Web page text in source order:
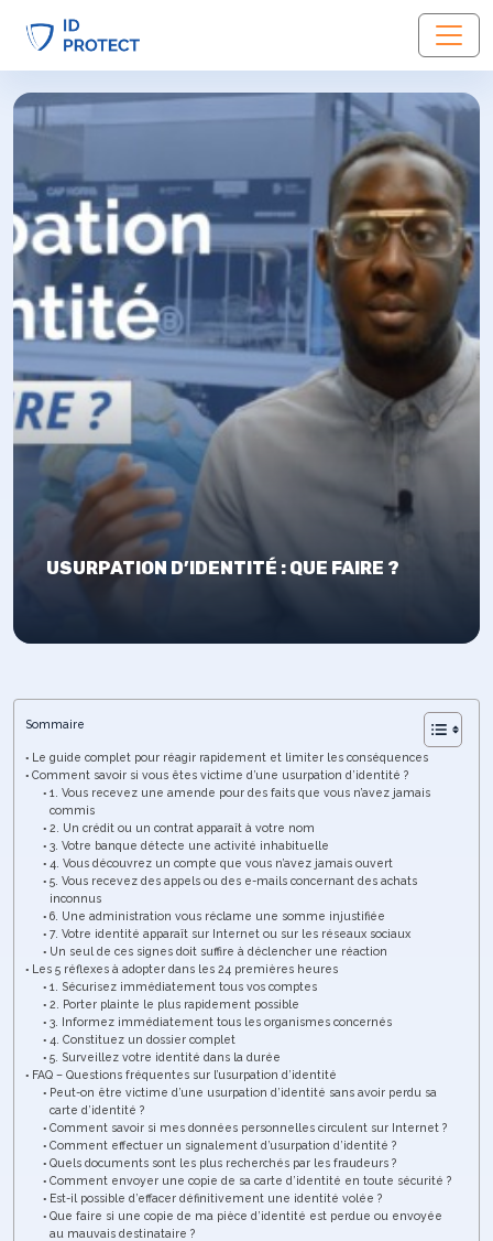
USURPATION D’IDENTITÉ : QUE FAIRE ?
Sommaire
Le guide complet pour réagir rapidement et limiter les conséquences
Comment savoir si vous êtes victime d’une usurpation d’identité ?
1. Vous recevez une amende pour des faits que vous n’avez jamais
commis
2. Un crédit ou un contrat apparaît à votre nom
3. Votre banque détecte une activité inhabituelle
4. Vous découvrez un compte que vous n’avez jamais ouvert
5. Vous recevez des appels ou des e-mails concernant des achats
inconnus
6. Une administration vous réclame une somme injustifiée
7. Votre identité apparaît sur Internet ou sur les réseaux sociaux
Un seul de ces signes doit suffire à déclencher une réaction
Les 5 réflexes à adopter dans les 24 premières heures
1. Sécurisez immédiatement tous vos comptes
2. Porter plainte le plus rapidement possible
3. Informez immédiatement tous les organismes concernés
4. Constituez un dossier complet
5. Surveillez votre identité dans la durée
FAQ – Questions fréquentes sur l’usurpation d’identité
Peut-on être victime d’une usurpation d’identité sans avoir perdu sa
carte d’identité ?
Comment savoir si mes données personnelles circulent sur Internet ?
Comment effectuer un signalement d’usurpation d’identité ?
Quels documents sont les plus recherchés par les fraudeurs ?
Comment envoyer une copie de sa carte d’identité en toute sécurité ?
Est-il possible d’effacer définitivement une identité volée ?
Que faire si une copie de ma pièce d’identité est perdue ou envoyée
au mauvais destinataire ?